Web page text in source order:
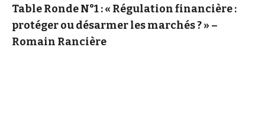
Table Ronde N°1 : « Régulation financière :
protéger ou désarmer les marchés ? » –
Romain Rancière